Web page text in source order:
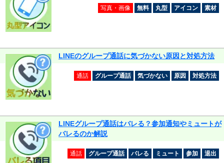
写真・画像 無料 丸型 アイコン 素材
LINEのグループ通話に気づかない原因と対処方法
通話 グループ通話 気づかない 原因 対処方法
LINEグループ通話はバレる？参加通知やミュートが
バレるのか解説
通話 グループ通話 バレる ミュート 参加 退出